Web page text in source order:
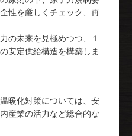
性を厳しくチェック、再
の未来を見極めつつ、１
安定供給構造を構築しま
暖化対策については、安
産業の活力など総合的な